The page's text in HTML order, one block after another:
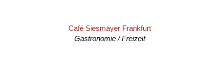
Café Siesmayer Frankfurt
Gastronomie / Freizeit